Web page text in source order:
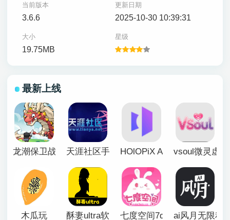
当前版本
3.6.6
更新日期
2025-10-30 10:39:31
大小
19.75MB
星级
最新上线
龙潮保卫战 天涯社区手机版HOlOPiX AI手机版vsoul微灵虚
木瓜玩 酥妻ultra软件 七度空间7duapp正版
ai风月无限积